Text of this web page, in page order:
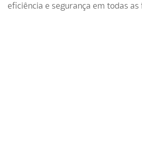
eficiência e segurança em todas